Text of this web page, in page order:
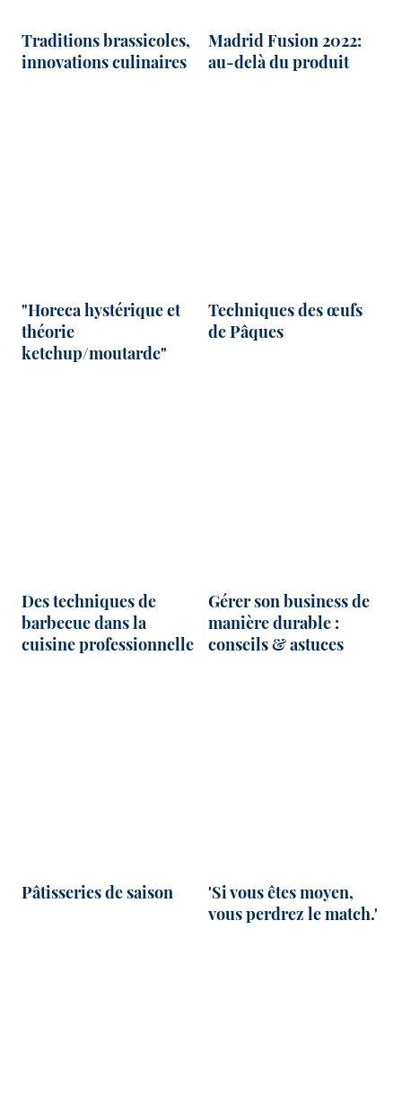
Traditions brassicoles,
innovations culinaires
Madrid Fusion 2022:
au-delà du produit
"Horeca hystérique et
théorie
ketchup/moutarde"
Techniques des œufs
de Pâques
Des techniques de
barbecue dans la
cuisine professionnelle
Gérer son business de
manière durable :
conseils & astuces
Pâtisseries de saison
'Si vous êtes moyen,
vous perdrez le match.'